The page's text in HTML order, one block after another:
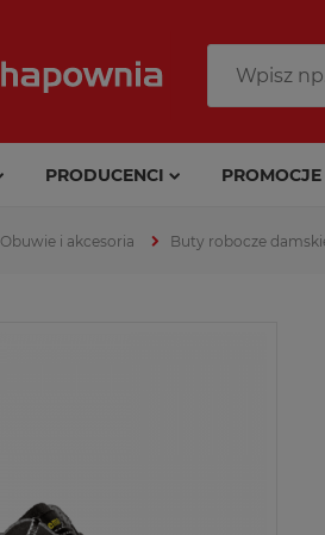
PRODUCENCI PROMOCJE
Obuwie i akcesoria Buty robocze